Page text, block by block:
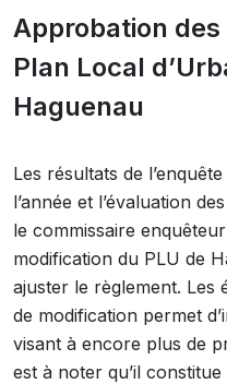
Approbation
Plan Local
Haguenau
Les résultats de
l’année et l’évaluation
le commissaire
modification du PLU de
ajuster le règlement. Les
de modification permet
visant à encore plus de
est à noter qu’il